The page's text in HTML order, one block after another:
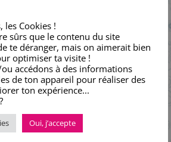
les Cookies !
sûrs que le contenu du site
te déranger, mais on aimerait bien
optimiser ta visite !
accédons à des informations
de ton appareil pour réaliser des
ton expérience...
Oui, j’accepte